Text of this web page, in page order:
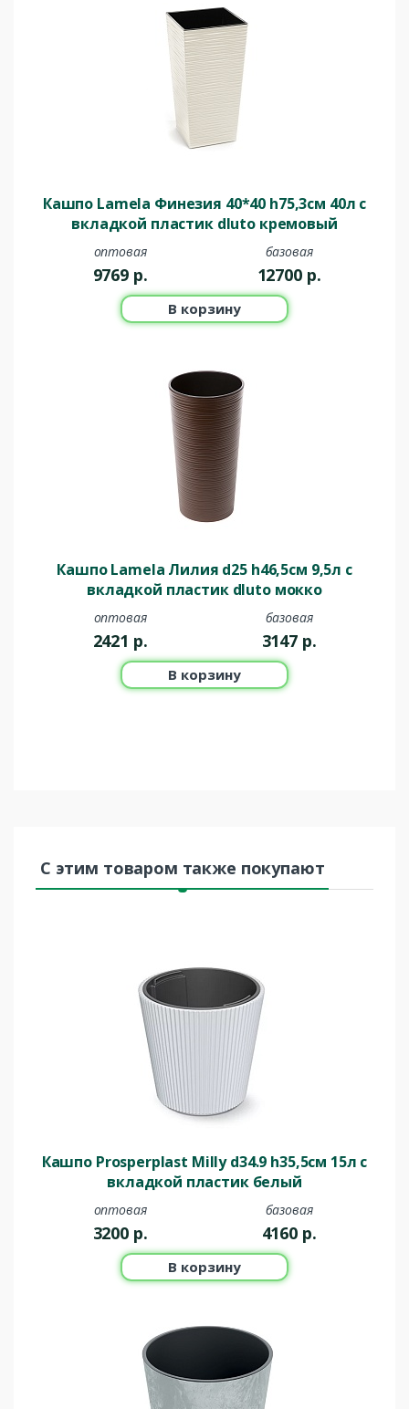
Кашпо Lamela Финезия 40*40 h75,3см 40л с
вкладкой пластик dluto кремовый
оптовая
9769 р.
базовая
12700 р.
В корзину
Кашпо Lamela Лилия d25 h46,5см 9,5л с
вкладкой пластик dluto мокко
оптовая
2421 р.
базовая
3147 р.
В корзину
С этим товаром также покупают
Кашпо Prosperplast Milly d34.9 h35,5см 15л c
вкладкой пластик белый
оптовая
3200 р.
базовая
4160 р.
В корзину